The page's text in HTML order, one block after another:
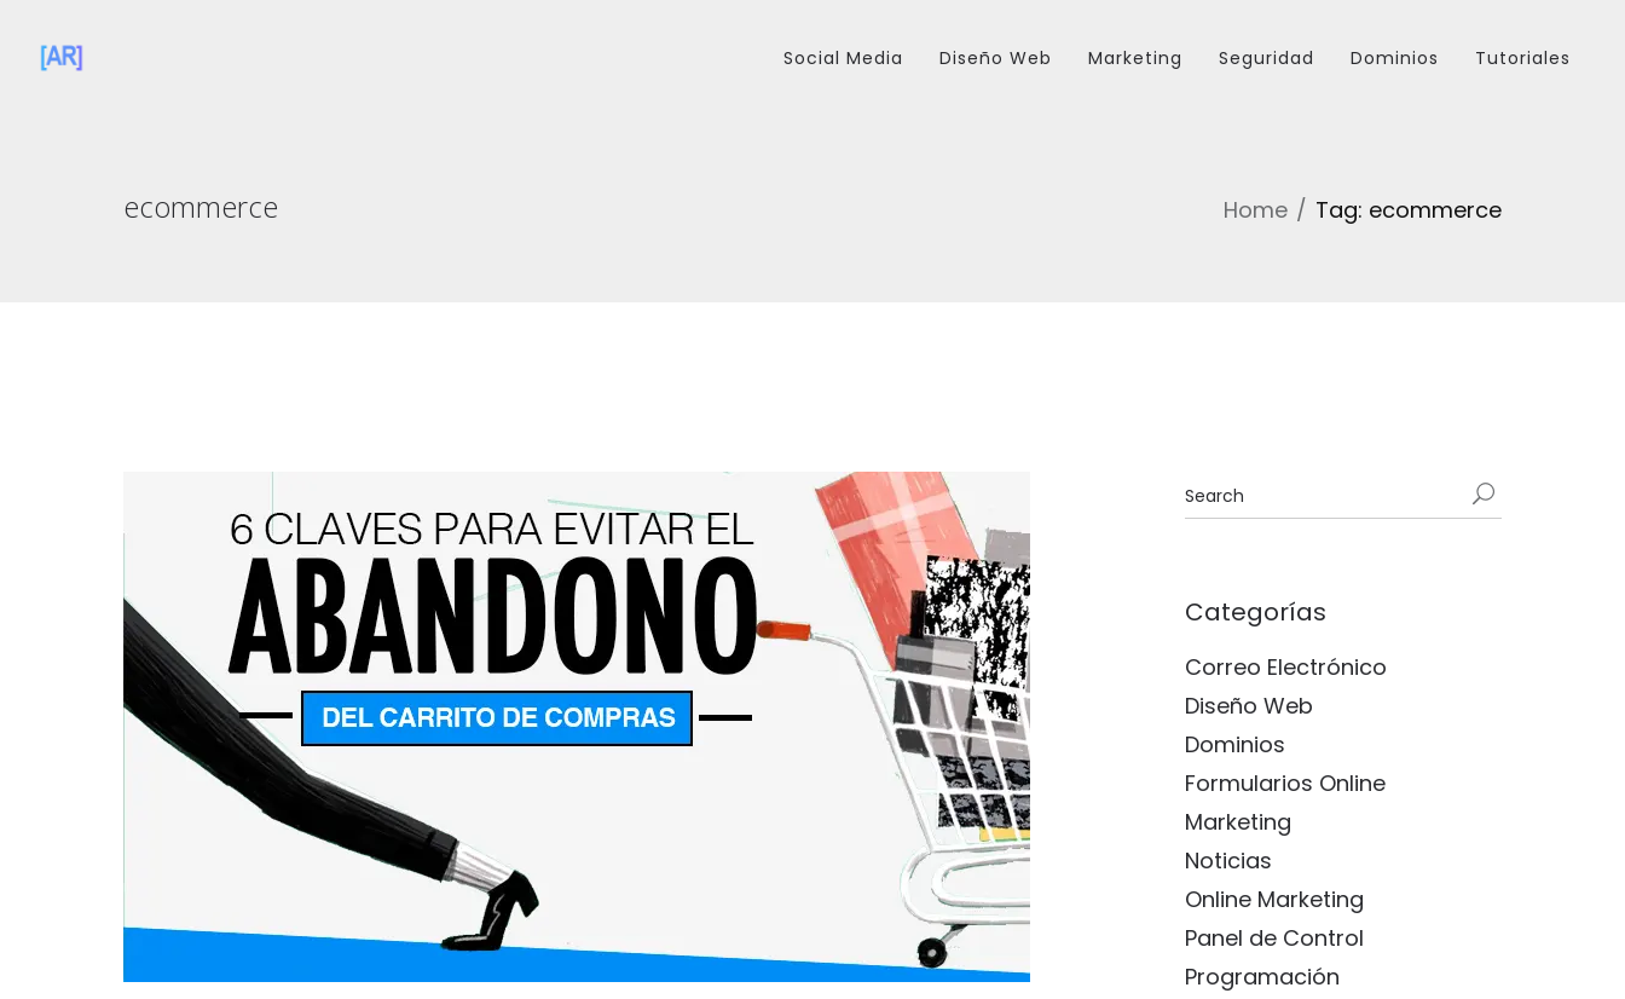
Social Media Diseño Web Marketing Seguridad Dominios Tutoriales
ecommerce Home Tag: ecommerce
Categorías
Correo Electrónico
Diseño Web
Dominios
Formularios Online
Marketing
Noticias
Online Marketing
Panel de Control
Programación